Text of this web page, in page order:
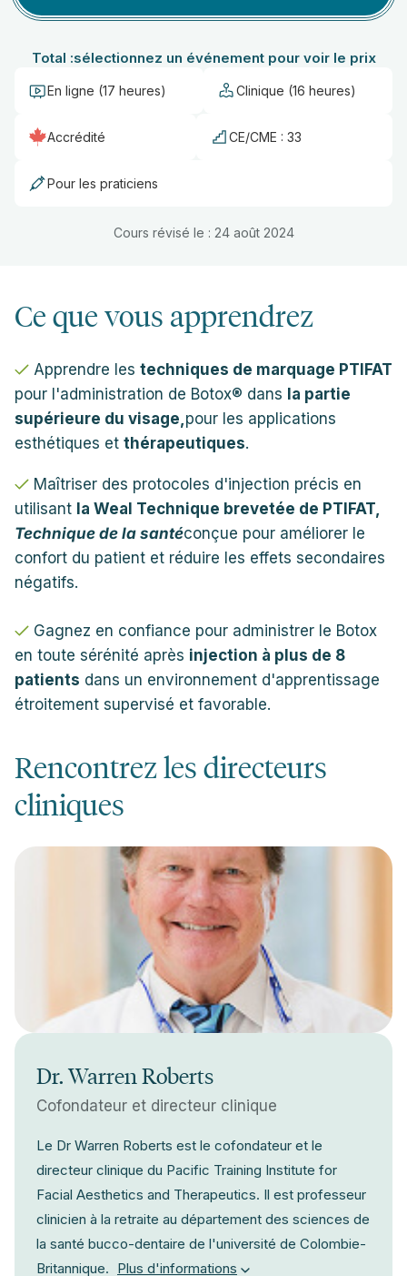
Total :sélectionnez un événement pour voir le prix
En ligne (17 heures) Clinique (16 heures)
Accrédité CE/CME : 33
Pour les praticiens
Cours révisé le : 24 août 2024
Ce que vous apprendrez
Apprendre les techniques de marquage PTIFAT
pour l'administration de Botox® dans la partie
supérieure du visage,pour les applications
esthétiques et thérapeutiques.
Maîtriser des protocoles d'injection précis en
utilisant la Weal Technique brevetée de PTIFAT,
Technique de la santéconçue pour améliorer le
confort du patient et réduire les effets secondaires
négatifs.
Gagnez en confiance pour administrer le Botox
en toute sérénité après injection à plus de 8
patients dans un environnement d'apprentissage
étroitement supervisé et favorable.
Rencontrez les directeurs
cliniques
Dr. Warren Roberts
Cofondateur et directeur clinique
Le Dr Warren Roberts est le cofondateur et le
directeur clinique du Pacific Training Institute for
Facial Aesthetics and Therapeutics. Il est professeur
clinicien à la retraite au département des sciences de
la santé bucco-dentaire de l'université de Colombie-
Britannique. Plus d'informations